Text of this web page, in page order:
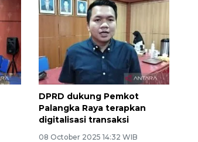
DPRD dukung Pemkot
Palangka Raya terapkan
digitalisasi transaksi
08 October 2025 14:32 WIB